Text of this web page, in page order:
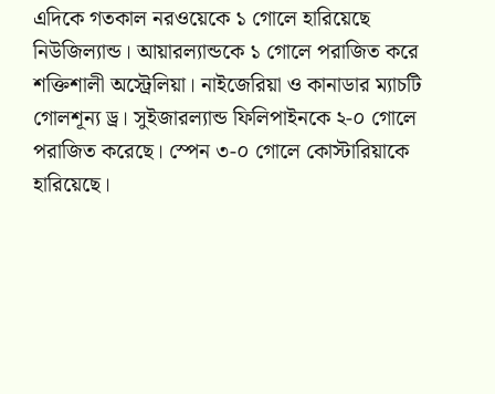
এদিকে গতকাল নরওয়েকে ১ গোলে হারিয়েছে
নিউজিল্যান্ড। আয়ারল্যান্ডকে ১ গোলে পরাজিত করে
শক্তিশালী অস্ট্রেলিয়া। নাইজেরিয়া ও কানাডার ম্যাচটি
গোলশূন্য ড্র। সুইজার‌ল্যান্ড ফিলিপাইনকে ২-০ গোলে
পরাজিত করেছে। স্পেন ৩-০ গোলে কোস্টারিয়াকে
হারিয়েছে।